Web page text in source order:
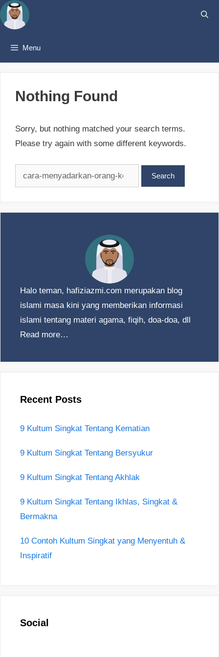
Skip
to
Menu
Nothing Found
Sorry, but nothing matched your search terms.
Please try again with some different keywords.
for:
Halo teman, hafiziazmi.com merupakan blog
islami masa kini yang memberikan informasi
islami tentang materi agama, fiqih, doa-doa, dll
Read more…
Recent Posts
9 Kultum Singkat Tentang Kematian
9 Kultum Singkat Tentang Bersyukur
9 Kultum Singkat Tentang Akhlak
9 Kultum Singkat Tentang Ikhlas, Singkat &
Bermakna
10 Contoh Kultum Singkat yang Menyentuh &
Inspiratif
Social